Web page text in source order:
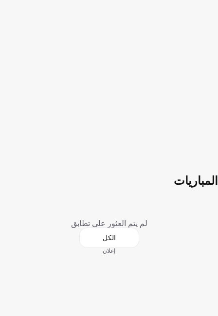
المباريات
لم يتم العثور على تطابق
الكل
إعلان